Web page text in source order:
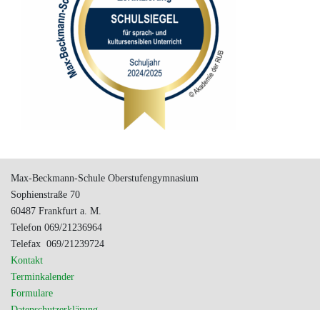
Max-Beckmann-Schule Oberstufengymnasium
Sophienstraße 70
60487 Frankfurt a. M.
Telefon 069/21236964
Telefax 069/21239724
Kontakt
Terminkalender
Formulare